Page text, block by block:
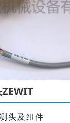
头及组件